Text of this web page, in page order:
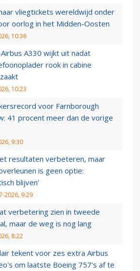
vliegtickets wereldwijd onder
oorlog in het Midden-Oosten
10:36
Airbus A330 wijkt uit nadat
rook in cabine
10:23
voor Farnborough
41 procent meer dan de vorige
9:30
resultaten verbeteren, maar
is geen optie:
blijven’
2026, 9:29
verbetering zien in tweede
maar de weg is nog lang
8:22
tekent voor zes extra Airbus
om laatste Boeing 757's af te